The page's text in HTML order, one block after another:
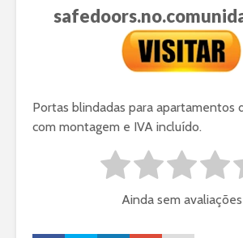
Portas blindadas para apartamentos
com montagem e IVA incluído.
Ainda sem avaliações